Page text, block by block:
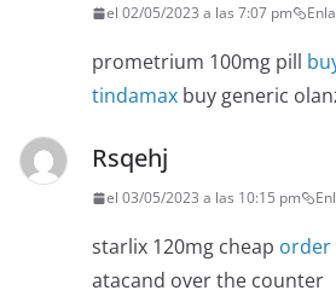
el 02/05/2023 a las 7:07 pm
prometrium 100mg pill
tindamax buy generic
Rsqehj
el 03/05/2023 a las 10:15 pm
starlix 120mg cheap order
atacand over the counter